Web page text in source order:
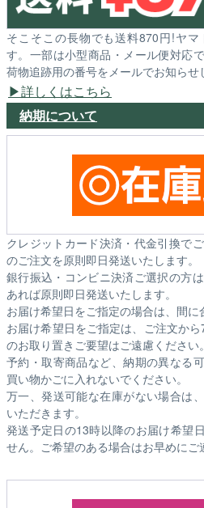
そこそこの長物でも送料870円!ヤ
す。一部は小型商品・メール便対応
荷物追跡用の番号をメールでお知らせ
詳しくはこちら
納期について
クレジットカード決済・代金引換で
のご注文を原則即日発送いたします。
銀行振込・コンビニ決済ご選択の方
あれば原則即日発送いたします。
お届け希望日をご指定の場合は、間に
お届け希望日をご指定は、ご注文か
のお取り置きご要望はご遠慮ください。
予約・取寄商品など、納期の異なる
買い物かごに入れないでください。
万一、発送可能な在庫がない場合は
いただきます。
発送予定日の13時以降のお届け希望
せん。ご希望のある場合はお早めにご